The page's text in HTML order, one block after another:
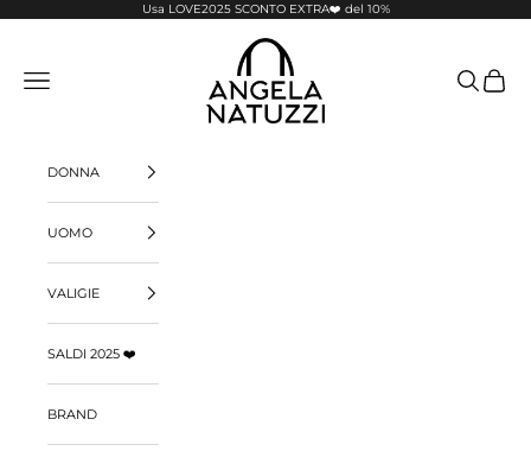
Usa LOVE2025 SCONTO EXTRA❤️ del 10%
Pelletterie Angela Natuzzi
Menù
CercaCarrello
DONNA
UOMO
VALIGIE
SALDI 2025 ❤️
BRAND